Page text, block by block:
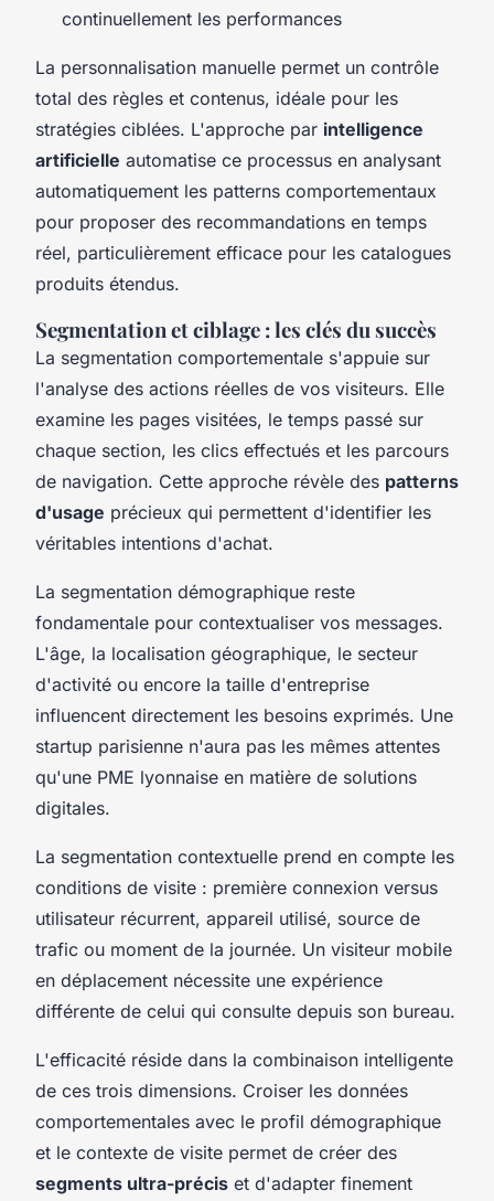
continuellement les performances
La personnalisation manuelle permet un contrôle
total des règles et contenus, idéale pour les
stratégies ciblées. L'approche par intelligence
artificielle automatise ce processus en analysant
automatiquement les patterns comportementaux
pour proposer des recommandations en temps
réel, particulièrement efficace pour les catalogues
produits étendus.
Segmentation et ciblage : les clés du succès
La segmentation comportementale s'appuie sur
l'analyse des actions réelles de vos visiteurs. Elle
examine les pages visitées, le temps passé sur
chaque section, les clics effectués et les parcours
de navigation. Cette approche révèle des patterns
d'usage précieux qui permettent d'identifier les
véritables intentions d'achat.
La segmentation démographique reste
fondamentale pour contextualiser vos messages.
L'âge, la localisation géographique, le secteur
d'activité ou encore la taille d'entreprise
influencent directement les besoins exprimés. Une
startup parisienne n'aura pas les mêmes attentes
qu'une PME lyonnaise en matière de solutions
digitales.
La segmentation contextuelle prend en compte les
conditions de visite : première connexion versus
utilisateur récurrent, appareil utilisé, source de
trafic ou moment de la journée. Un visiteur mobile
en déplacement nécessite une expérience
différente de celui qui consulte depuis son bureau.
L'efficacité réside dans la combinaison intelligente
de ces trois dimensions. Croiser les données
comportementales avec le profil démographique
et le contexte de visite permet de créer des
segments ultra-précis et d'adapter finement